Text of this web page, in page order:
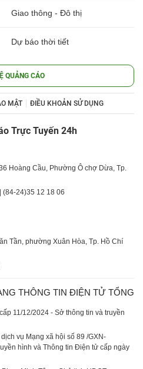
Giao thông - Đô thị
Dự báo thời tiết
QUẢNG CÁO
MẬT ĐIỀU KHOẢN SỬ DỤNG
Trực Tuyến 24h
Hoàng Cầu, Phường Ô chợ Dừa, Tp.
| (84-24)35 12 18 06
Tần, phường Xuân Hòa, Tp. Hồ Chí
THÔNG TIN ĐIỆN TỬ TỔNG
11/12/2024 - Sở thông tin và truyền
vụ Mạng xã hội số 89 /GXN-
hình và Thông tin Điện tử cấp ngày